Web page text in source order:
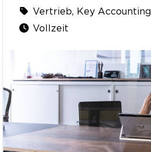
Vertrieb, Key Accounting
Vollzeit